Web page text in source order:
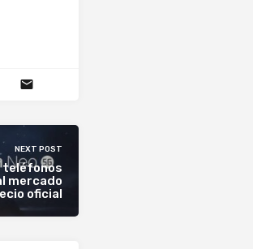
NEXT POST
teléfonos
mercado
oficial